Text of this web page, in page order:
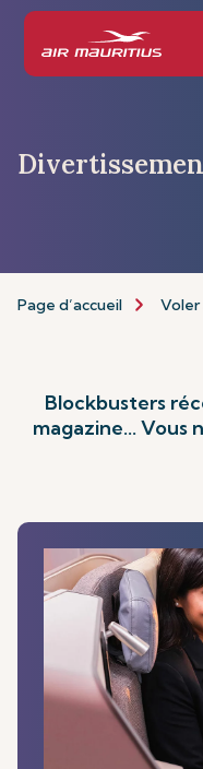
Page d’accueil Voler
Blockbusters
magazine... Vous